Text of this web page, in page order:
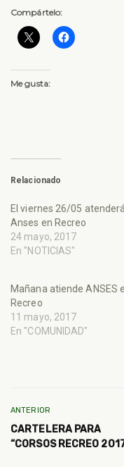
Compártelo:
Me gusta:
Relacionado
El viernes 26/05 atenderá
Anses en Recreo
24 mayo, 2017
En "NOTICIAS"
Mañana atiende ANSES
Recreo
11 mayo, 2017
En "COMUNIDAD"
ANTERIOR
CARTELERA PARA
“CORSOS RECREO